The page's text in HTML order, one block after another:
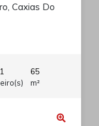
Caxias Do
1
65
m²